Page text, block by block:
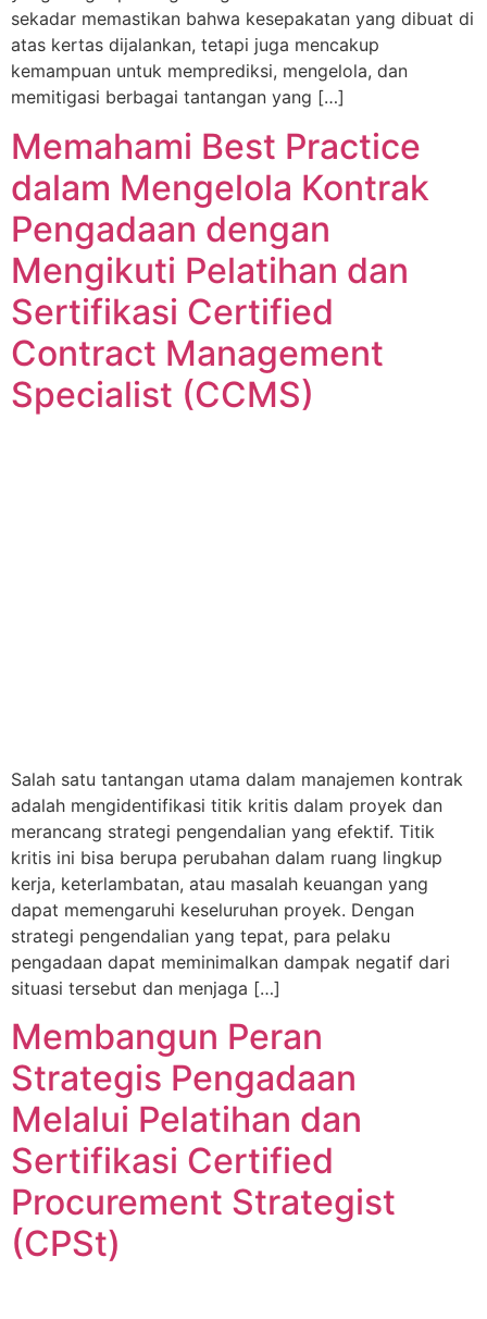
sekadar memastikan bahwa kesepakatan yang dibuat di
atas kertas dijalankan, tetapi juga mencakup
kemampuan untuk memprediksi, mengelola, dan
memitigasi berbagai tantangan yang […]
Memahami Best Practice
dalam Mengelola Kontrak
Pengadaan dengan
Mengikuti Pelatihan dan
Sertifikasi Certified
Contract Management
Specialist (CCMS)
Salah satu tantangan utama dalam manajemen kontrak
adalah mengidentifikasi titik kritis dalam proyek dan
merancang strategi pengendalian yang efektif. Titik
kritis ini bisa berupa perubahan dalam ruang lingkup
kerja, keterlambatan, atau masalah keuangan yang
dapat memengaruhi keseluruhan proyek. Dengan
strategi pengendalian yang tepat, para pelaku
pengadaan dapat meminimalkan dampak negatif dari
situasi tersebut dan menjaga […]
Membangun Peran
Strategis Pengadaan
Melalui Pelatihan dan
Sertifikasi Certified
Procurement Strategist
(CPSt)